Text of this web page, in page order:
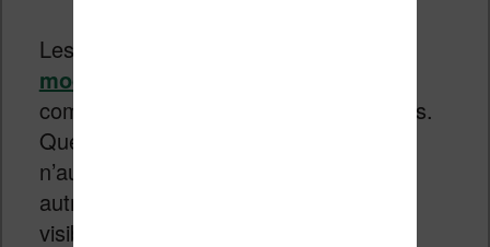
Les mouvements récents dans
modes de distribution de BD
commencent à faire avancer les choses.
Que se passera-t-il pour l’éditeur qui
n’aura pas avancé aussi vite que les
autres ou quand les titres perdront en
visibilité faute de présence numérique